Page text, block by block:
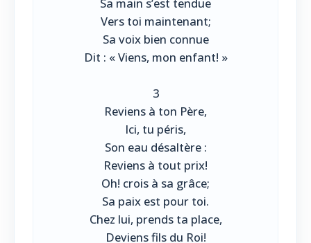
Vers toi maintenant;
Sa voix bien connue
Dit : « Viens, mon enfant! »
3
Reviens à ton Père,
Ici, tu péris,
Son eau désaltère :
Reviens à tout prix!
Oh! crois à sa grâce;
Sa paix est pour toi.
Chez lui, prends ta place,
Deviens fils du Roi!